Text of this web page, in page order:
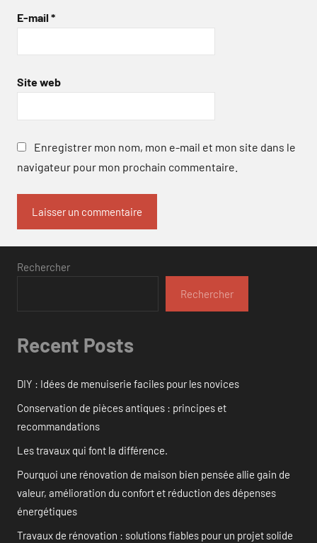
E-mail *
Site web
Enregistrer mon nom, mon e-mail et mon site dans le
navigateur pour mon prochain commentaire.
Rechercher
Rechercher
Recent Posts
DIY : Idées de menuiserie faciles pour les novices
Conservation de pièces antiques : principes et
recommandations
Les travaux qui font la différence.
Pourquoi une rénovation de maison bien pensée allie gain de
valeur, amélioration du confort et réduction des dépenses
énergétiques
Travaux de rénovation : solutions fiables pour un projet solide